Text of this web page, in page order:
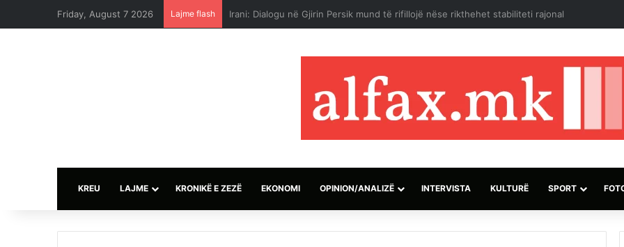
Friday, August 7 2026 Lajme flash Sulmet e ushtrisë izraelite dhe pushtuesve synojnë 5 komunitete palestineze në Bregun
KREU LAJME KRONIKË E ZEZË EKONOMI OPINION/ANALIZË INTERVISTA KULTURË SPORT